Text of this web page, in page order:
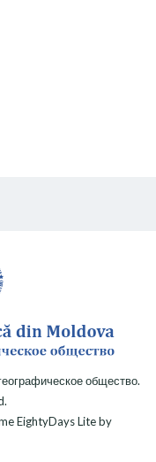
общество.
EightyDays Liteby